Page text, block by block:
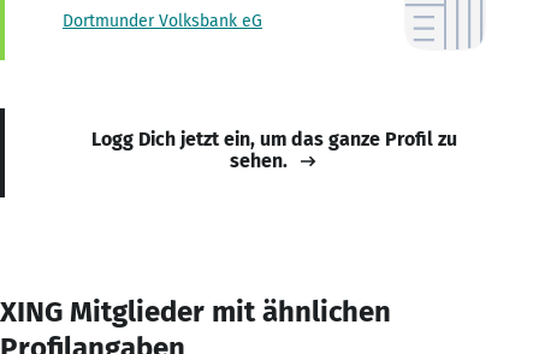
Dortmunder Volksbank eG
Logg Dich jetzt ein, um das ganze Profil zu
sehen.
XING Mitglieder mit ähnlichen